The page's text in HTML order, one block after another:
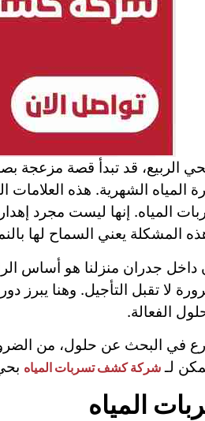
الربيع، قد تبدأ قصة مزعجة
المياه الشهرية. هذه
المياه. إنها ليست مجرد
المشكلة يعني السماح لها
داخل جدران منزلنا هو أساس
لا تقبل التأجيل. وهنا يبرز
الفعالة.
في البحث عن حلول، من
لـشركة كشف تسربات المياه
المياه